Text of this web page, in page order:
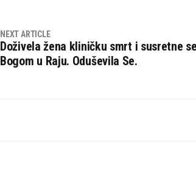
NEXT ARTICLE
Doživela žena kliničku smrt i susretne
Bogom u Raju. Oduševila Se.